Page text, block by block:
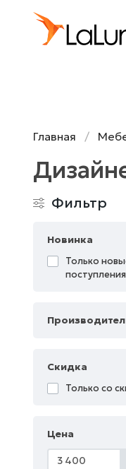
Главная
Фильтр
Новинка
Только
поступления
Скидка
Только со
Цена